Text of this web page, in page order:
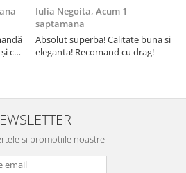
cu
Iulia Negoita, Acum 1
saptamana
Absolut superba! Calitate buna si
eleganta! Recomand cu drag!
si promotiile noastre